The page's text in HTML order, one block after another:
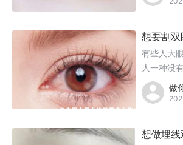
想要割
有些人大
人一种没
眼皮来改
做
想做埋